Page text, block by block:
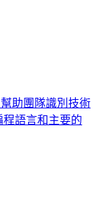
助團隊識別技術
語言和主要的